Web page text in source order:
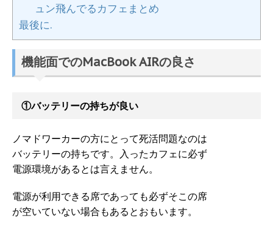
ュン飛んでるカフェまとめ
最後に.
機能面でのMacBook AIRの良さ
①バッテリーの持ちが良い
ノマドワーカーの方にとって死活問題なのは
バッテリーの持ちです。入ったカフェに必ず
電源環境があるとは言えません。
電源が利用できる席であっても必ずそこの席
が空いていない場合もあるとおもいます。